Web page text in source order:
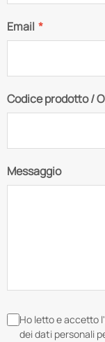
Email *
Codice prodotto /
Messaggio
Ho letto e accetto
dei dati personali